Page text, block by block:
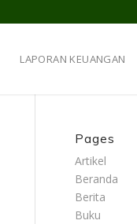
LAPORAN KEUANGAN
Pages
Artikel
Beranda
Berita
Buku